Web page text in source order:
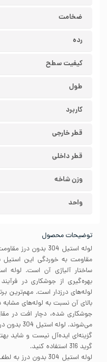
ضخامت
رده
کیفیت سطح
طول
کاربرد
قطر خارجی
قطر داخلی
وزن شاخه
واحد
توضیحات محصول
لوله استیل 304
مقاومت به خوردگی این
بهره‌گیری از جوشکاری در
لوله‌های درزدار است. مهم‌ترین
بالای آن نسبت به لوله‌های مشابه
جوشکاری شده، دچار افت در
می‌شوند.
گزینه‌ای ایده‌آل نیست و شاید
گرید 316 استفاده کنید.